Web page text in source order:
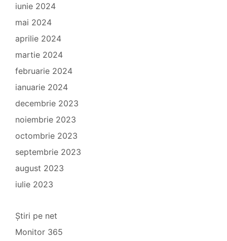
iunie 2024
mai 2024
aprilie 2024
martie 2024
februarie 2024
ianuarie 2024
decembrie 2023
noiembrie 2023
octombrie 2023
septembrie 2023
august 2023
iulie 2023
Știri pe net
Monitor 365